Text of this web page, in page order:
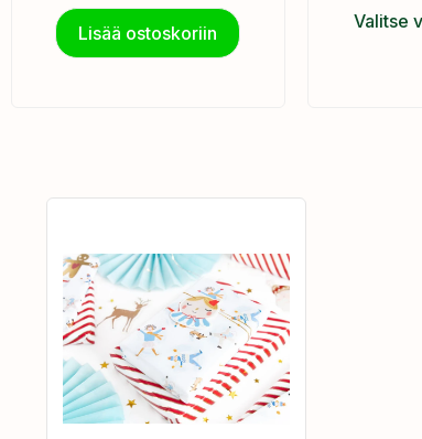
Lisää ostoskoriin
Valitse